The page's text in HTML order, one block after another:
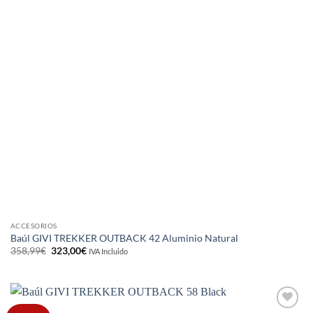
ACCESORIOS
Baúl GIVI TREKKER OUTBACK 42 Aluminio Natural
358,99€ El
precio
358,99€.
323,00€El
323,00€.
IVA Incluido